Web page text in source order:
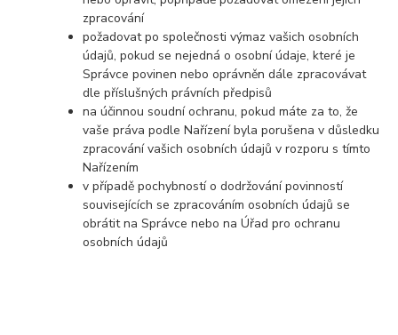
zpracování
požadovat po společnosti výmaz vašich osobních
údajů, pokud se nejedná o osobní údaje, které je
Správce povinen nebo oprávněn dále zpracovávat
dle příslušných právních předpisů
na účinnou soudní ochranu, pokud máte za to, že
vaše práva podle Nařízení byla porušena v důsledku
zpracování vašich osobních údajů v rozporu s tímto
Nařízením
v případě pochybností o dodržování povinností
souvisejících se zpracováním osobních údajů se
obrátit na Správce nebo na Úřad pro ochranu
osobních údajů